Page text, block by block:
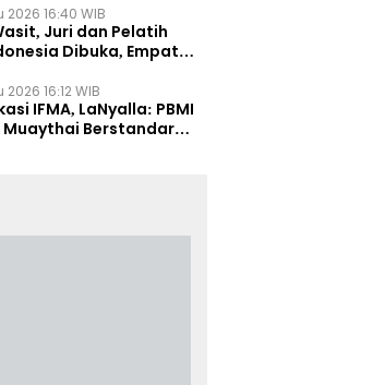
16:40 WIB
Juri dan Pelatih
Dibuka, Empat
16:12 WIB
IFMA, LaNyalla: PBMI
Muaythai Berstandar